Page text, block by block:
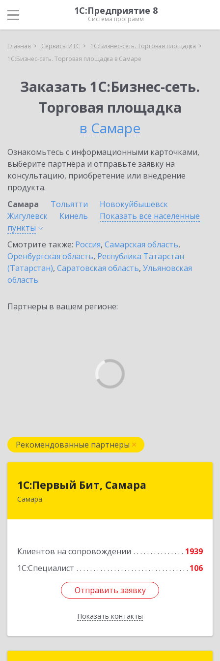
1С:Предприятие 8
Система программ
Главная Сервисы ИТС
1С:Бизнес-сеть. Торговая площадка
1С:Бизнес-сеть. Торговая площадка в Самаре
Заказать 1С:Бизнес-сеть.
Торговая площадка
в Самаре
Ознакомьтесь с информационными карточками,
выберите партнёра и отправьте заявку на
консультацию, приобретение или внедрение
продукта.
Самара
Тольятти
Новокуйбышевск
Жигулевск
Кинель
Показать все населенные
пункты
Смотрите также: Россия, Самарская область,
Оренбургская область, Республика Татарстан
(Татарстан), Саратовская область, Ульяновская
область
Партнеры в вашем регионе:
Рекомендованные партнеры
1С:Первый Бит, Самара
Самара
Клиентов на сопровождении
1939
1С:Специалист
106
Отправить заявку
Показать контакты
1С:Первый Бит, Самара
443013, Самарская обл, Самара г, Дачная ул,
Отправить заявку
Назад